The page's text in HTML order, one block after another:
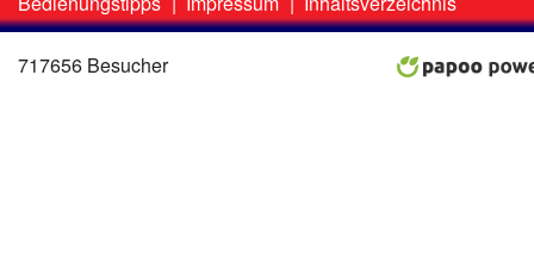
Menü
717656 Besucher